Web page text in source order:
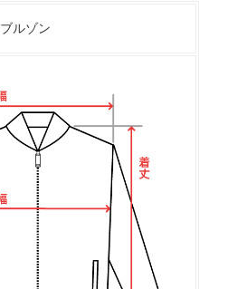
ブルゾン